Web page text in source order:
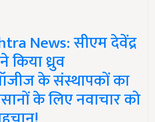
News: सीएम देवेंद्र
ध्रुव
के संस्थापकों का
के लिए नवाचार को